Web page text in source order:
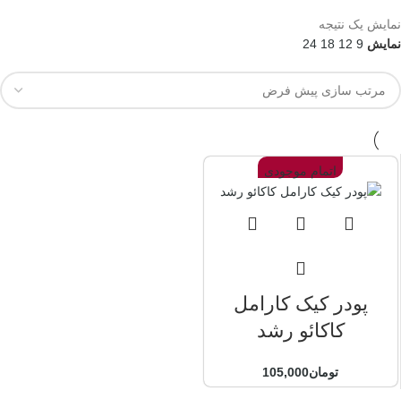
نمایش یک نتیجه
نمایش 9
12
18
24
اتمام موجودی
پودر کیک کارامل
کاکائو رشد
تومان105,000